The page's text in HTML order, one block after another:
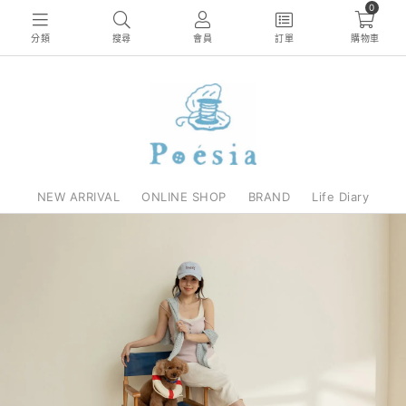
分類 搜尋 會員 訂單
0
購物車
NEW ARRIVAL ONLINE SHOP BRAND Life Diary